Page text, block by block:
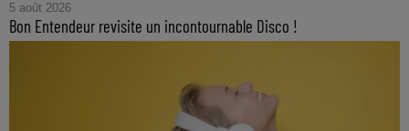
5 août 2026
Bon Entendeur revisite un incontournable Disco !